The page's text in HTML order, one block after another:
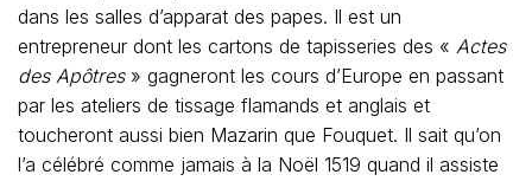
dans les salles d’apparat des papes. Il est un
entrepreneur dont les cartons de tapisseries des « Actes
des Apôtres» gagneront les cours d’Europe en passant
par les ateliers de tissage flamands et anglais et
toucheront aussi bien Mazarin que Fouquet. Il sait qu’on
l’a célébré comme jamais à la Noël 1519 quand il assiste